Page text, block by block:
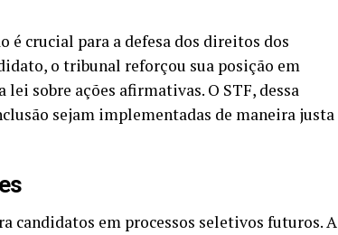
é crucial para a defesa dos direitos dos
o tribunal reforçou sua posição em
sobre ações afirmativas. O STF, dessa
sejam implementadas de maneira justa
candidatos em processos seletivos futuros. A